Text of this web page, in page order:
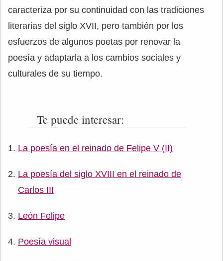
caracteriza por su continuidad con las tradiciones
literarias del siglo XVII, pero también por los
esfuerzos de algunos poetas por renovar la
poesía y adaptarla a los cambios sociales y
culturales de su tiempo.
Te puede interesar:
La poesía en el reinado de Felipe V (II)
La poesía del siglo XVIII en el reinado de
Carlos III
León Felipe
Poesía visual